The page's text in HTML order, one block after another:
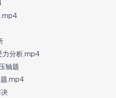
力分析.mp4
轴题
题.mp4